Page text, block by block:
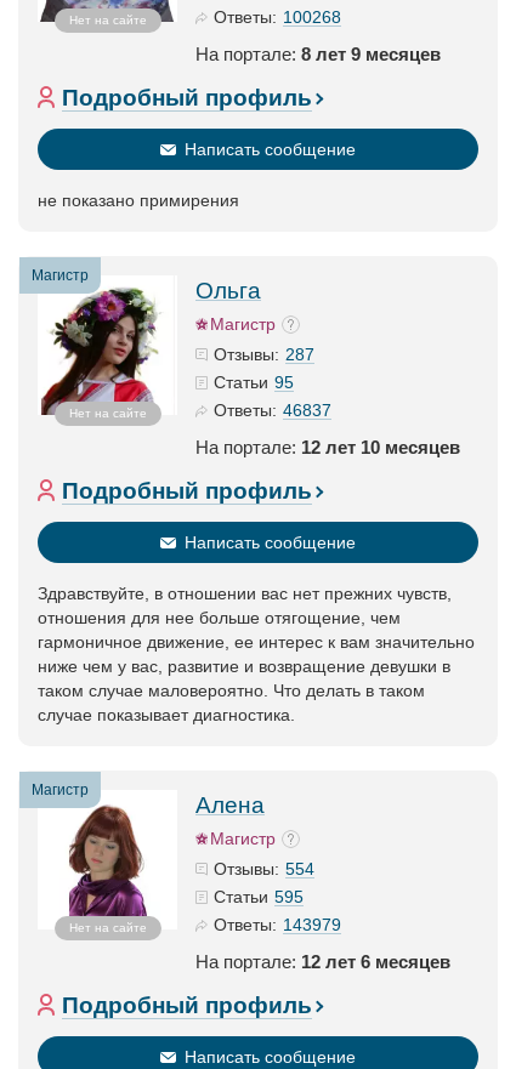
Нет на сайте
Ответы: 100268
На портале: 8 лет 9 месяцев
Подробный профиль
Написать сообщение
не показано примирения
Магистр
Нет на сайте
Ольга
Магистр
Отзывы: 287
Статьи 95
Ответы: 46837
На портале: 12 лет 10 месяцев
Подробный профиль
Написать сообщение
Здравствуйте, в отношении вас нет прежних чувств,
отношения для нее больше отягощение, чем
гармоничное движение, ее интерес к вам значительно
ниже чем у вас, развитие и возвращение девушки в
таком случае маловероятно. Что делать в таком
случае показывает диагностика.
Магистр
Нет на сайте
Алена
Магистр
Отзывы: 554
Статьи 595
Ответы: 143979
На портале: 12 лет 6 месяцев
Подробный профиль
Написать сообщение